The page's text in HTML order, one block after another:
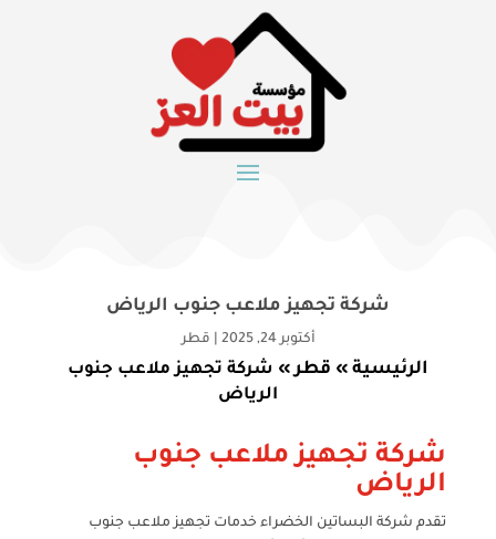
شركة تجهيز ملاعب جنوب الرياض
أكتوبر 24, 2025 قطر
الرئيسية » قطر» شركة تجهيز ملاعب جنوب
الرياض
شركة تجهيز ملاعب جنوب
الرياض
تقدم شركة البساتين الخضراء خدمات تجهيز ملاعب جنوب